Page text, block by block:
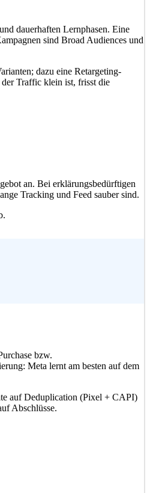
dauerhaften Lernphasen. Eine
sind Broad Audiences und
dazu eine Retargeting-
Traffic klein ist, frisst die
an. Bei erklärungsbedürftigen
Tracking und Feed sauber sind.
bzw.
Meta lernt am besten auf dem
auf Deduplication (Pixel + CAPI)
Abschlüsse.